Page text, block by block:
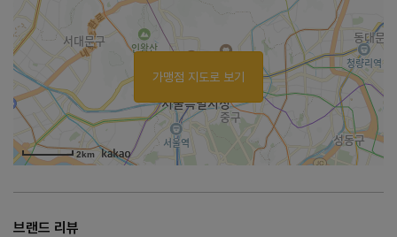
2km
가맹점 지도로 보기
브랜드 리뷰